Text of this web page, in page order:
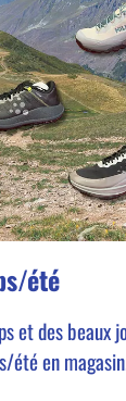
été
et des beaux
été en